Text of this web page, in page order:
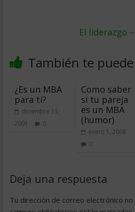
El liderazgo
También te
¿Es un MBA
para ti?
diciembre 13,
2001
0
Como saber
si tu pareja
es un MBA
(humor)
enero 1, 2008
0
Deja una respuesta
Tu dirección de correo electrónico no